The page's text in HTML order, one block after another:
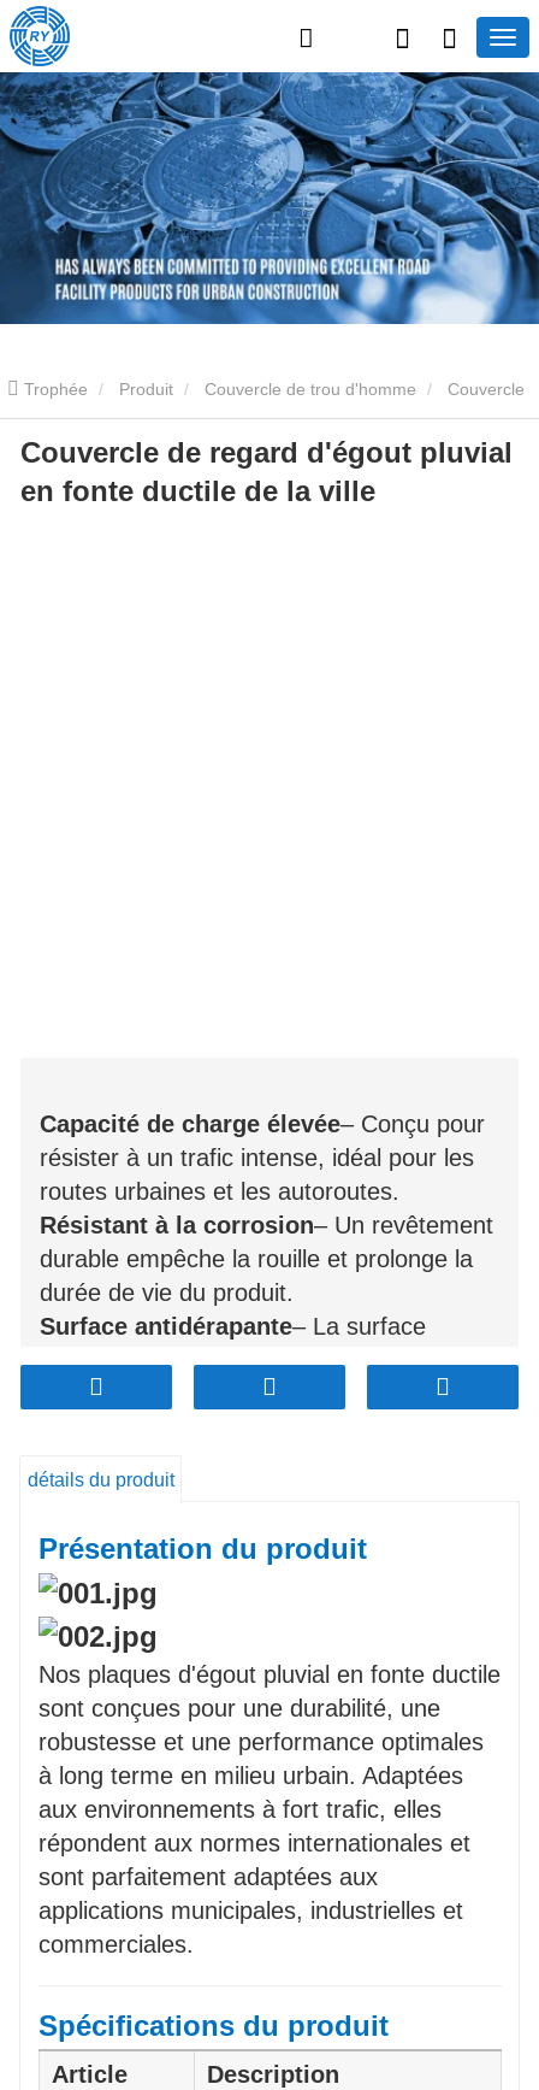
Trophée Produit Couvercle de trou d'homme Couvercle
de trou d'homme en fonte Couvercle de regard d'égout pluvial en
fonte ductile de la ville
Couvercle de regard d'égout pluvial
en fonte ductile de la ville
Capacité de charge élevée– Conçu pour
résister à un trafic intense, idéal pour les
routes urbaines et les autoroutes.
Résistant à la corrosion– Un revêtement
durable empêche la rouille et prolonge la
durée de vie du produit.
Surface antidérapante– La surface
texturée assure la sécurité des piétons et
des véhicules.
Conception personnalisable
charge.
Réduction du bruit
caoutchouc contribuent à réduire les
vibrations et le bruit lors de l'utilisation.
détails du produit
Présentation du produit
Nos plaques d'égout pluvial en fonte ductile
sont conçues pour une durabilité, une
robustesse et une performance optimales
à long terme en milieu urbain. Adaptées
aux environnements à fort trafic, elles
répondent aux normes internationales et
sont parfaitement adaptées aux
applications municipales, industrielles et
commerciales.
Spécifications du produit
Article Description